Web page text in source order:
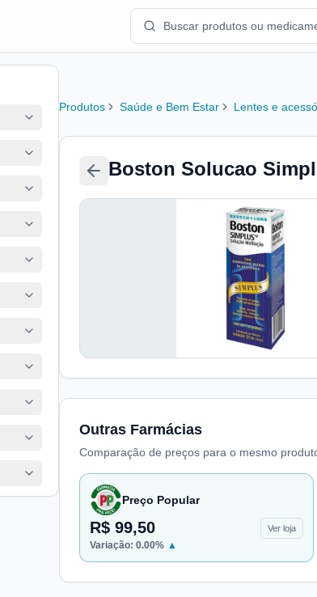
Produtos Saúde e Bem Estar Lentes e
Boston Solucao
Outras Farmácias
Comparação de preços para o mesmo
Preço Popular
R$ 99,50 Ver loja
Variação: 0.00% ▲